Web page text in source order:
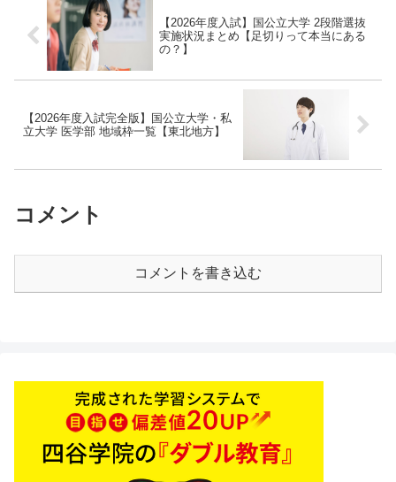
【2026年度入試】国公立大学 2段階選抜
実施状況まとめ【足切りって本当にある
の？】
【2026年度入試完全版】国公立大学・私
立大学 医学部 地域枠一覧【東北地方】
コメント
コメントを書き込む